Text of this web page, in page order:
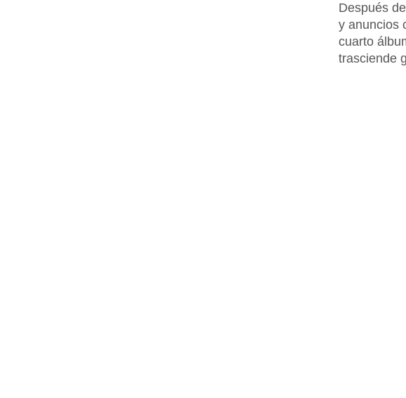
Después
y anuncios
cuarto
trasciende